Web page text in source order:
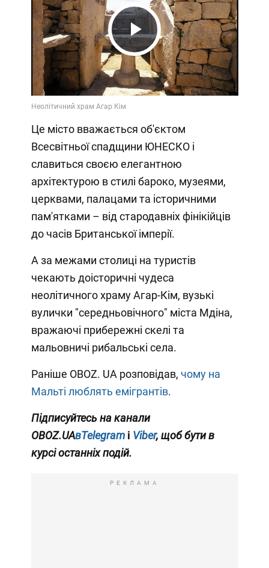
Play
Video
Це місто вважається об'єктом
Всесвітньої спадщини ЮНЕСКО і
славиться своєю елегантною
архітектурою в стилі бароко, музеями,
церквами, палацами та історичними
пам'ятками – від стародавніх фінікійців
до часів Британської імперії.
А за межами столиці на туристів
чекають доісторичні чудеса
неолітичного храму Агар-Кім, вузькі
вулички "середньовічного" міста Мдіна,
вражаючі прибережні скелі та
мальовничі рибальські села.
Раніше OBOZ. UA розповідав, чому на
Мальті люблять емігрантів.
Підписуйтесь на канали
OBOZ.UAвTelegramі Viber, щоб бути в
курсі останніх подій.
РЕКЛАМА